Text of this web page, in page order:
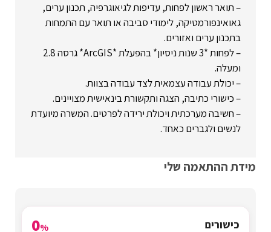
– תואר ראשון לפחות, עדיפות לגיאוגרפיה, תכנון ערים,
גאואינפורמטיקה, לימודי סביבה או תואר עם התמחות
בתכנון ערים ואזורים.
– לפחות *3 שנות ניסיון* בהפעלת *ArcGIS* גרסה 2.8
ומעלה.
– יכולת עבודה עצמאית לצד עבודה בצוות.
– כישורי כתיבה, הצגה ותקשורת בינאישית מצויינים.
– חשיבה מערכתית ויכולת ירידה לפרטים. המשרה מיועדת
לנשים ולגברים כאחד.
מידת ההתאמה שלי
כישורים 0%